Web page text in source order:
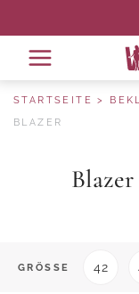
STARTSEITE
BLAZER
GRÖSSE 42